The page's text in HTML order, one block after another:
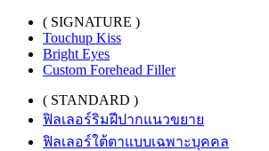
( SIGNATURE )
Touchup Kiss
Bright Eyes
Custom Forehead Filler
( STANDARD )
ฟิลเลอร์ริมฝีปากแนวขยาย
ฟิลเลอร์ใต้ตาแบบเฉพาะบุคคล